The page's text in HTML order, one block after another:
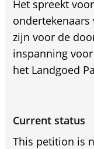
Het spreekt
zijn voor de
inspanning
het Landgoed
Current status
This petition is